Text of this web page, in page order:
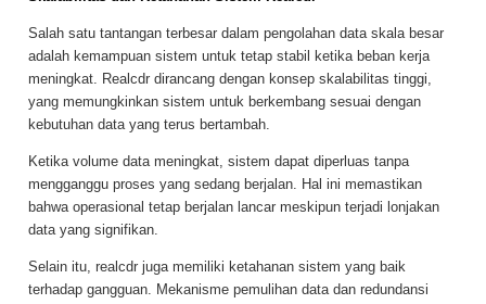
Salah satu tantangan terbesar dalam pengolahan data skala besar
adalah kemampuan sistem untuk tetap stabil ketika beban kerja
meningkat. Realcdr dirancang dengan konsep skalabilitas tinggi,
yang memungkinkan sistem untuk berkembang sesuai dengan
kebutuhan data yang terus bertambah.
Ketika volume data meningkat, sistem dapat diperluas tanpa
mengganggu proses yang sedang berjalan. Hal ini memastikan
bahwa operasional tetap berjalan lancar meskipun terjadi lonjakan
data yang signifikan.
Selain itu, realcdr juga memiliki ketahanan sistem yang baik
terhadap gangguan. Mekanisme pemulihan data dan redundansi